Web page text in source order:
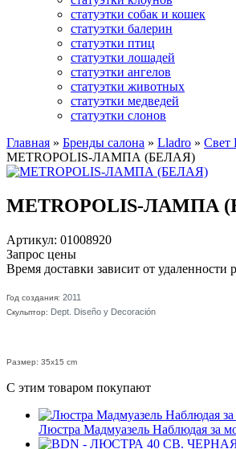
статуэтки собак и кошек
статуэтки балерин
статуэтки птиц
статуэтки лошадей
статуэтки ангелов
статуэтки животных
статуэтки медведей
статуэтки слонов
Главная » Бренды салона » Lladro » Свет
METROPOLIS-ЛАМПА (БЕЛАЯ)
METROPOLIS-ЛАМПА
Артикул: 01008920
Запрос цены
Время доставки зависит от удаленности
Год создания: 2011
Скульптор: Dept. Diseño y Decoración
Размер: 35x15 cm
С этим товаром покупают
Люстра Мадмуазель Наблюдая за